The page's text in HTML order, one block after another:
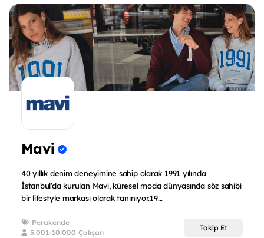
Mavi
40 yıllık denim deneyimine sahip olarak 1991 yılında
İstanbul’da kurulan Mavi, küresel moda dünyasında söz sahibi
bir lifestyle markası olarak tanınıyor.19...
Perakende
5.001-10.000 Çalışan
Takip Et